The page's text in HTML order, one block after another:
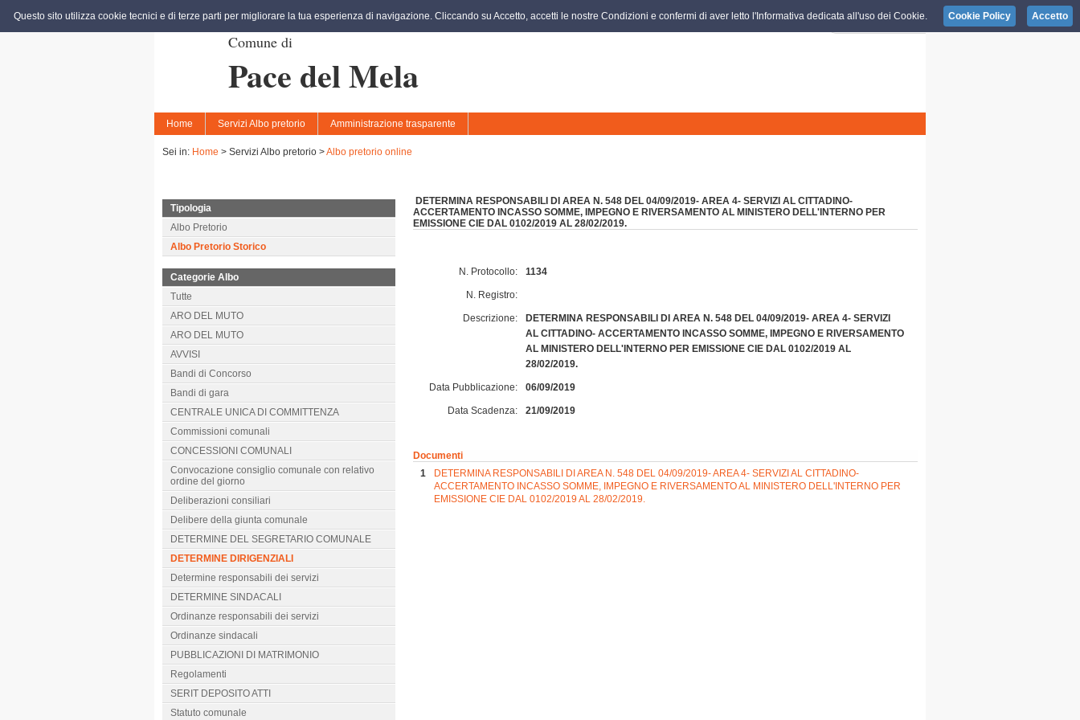
Comune di
Pace del Mela
Home Servizi Albo pretorio Amministrazione trasparente
Sei in: Home > Servizi Albo pretorio >Albo pretorio online
Tipologia
Albo Pretorio
Albo Pretorio Storico
Categorie Albo
Tutte
ARO DEL MUTO
ARO DEL MUTO
AVVISI
Bandi di Concorso
Bandi di gara
CENTRALE UNICA DI COMMITTENZA
Commissioni comunali
CONCESSIONI COMUNALI
Convocazione consiglio comunale con relativo
ordine del giorno
Deliberazioni consiliari
Delibere della giunta comunale
DETERMINE DEL SEGRETARIO COMUNALE
DETERMINE DIRIGENZIALI
Determine responsabili dei servizi
DETERMINE SINDACALI
Ordinanze responsabili dei servizi
Ordinanze sindacali
PUBBLICAZIONI DI MATRIMONIO
Regolamenti
SERIT DEPOSITO ATTI
Statuto comunale
DETERMINA RESPONSABILI DI AREA N. 548 DEL 04/09/2019- AREA 4- SERVIZI AL CITTADINO-
ACCERTAMENTO INCASSO SOMME, IMPEGNO E RIVERSAMENTO AL MINISTERO DELL'INTERNO PER
EMISSIONE CIE DAL 0102/2019 AL 28/02/2019.
N. Protocollo: 1134
N. Registro:
Descrizione:
DETERMINA RESPONSABILI DI AREA N. 548 DEL 04/09/2019- AREA 4- SERVIZI
AL CITTADINO- ACCERTAMENTO INCASSO SOMME, IMPEGNO E RIVERSAMENTO
AL MINISTERO DELL'INTERNO PER EMISSIONE CIE DAL 0102/2019 AL
28/02/2019.
Data Pubblicazione: 06/09/2019
Data Scadenza: 21/09/2019
Documenti
DETERMINA RESPONSABILI DI AREA N. 548 DEL 04/09/2019- AREA 4- SERVIZI AL CITTADINO-
ACCERTAMENTO INCASSO SOMME, IMPEGNO E RIVERSAMENTO AL MINISTERO DELL'INTERNO PER
EMISSIONE CIE DAL 0102/2019 AL 28/02/2019.
Questo sito utilizza cookie tecnici e di terze parti per migliorare la tua esperienza di navigazione. Cliccando su Accetto, accetti le nostre Condizioni e confermi di aver letto l'Informativa dedicata all'uso dei Cookie. Cookie Policy Accetto